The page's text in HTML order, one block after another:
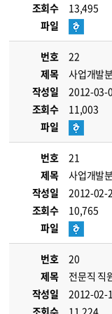
조회수
13,495
파일
번호
22
제목
사업개발
작성일
2012-03-
조회수
11,003
파일
번호
21
제목
사업개발
작성일
2012-02-
조회수
10,765
파일
번호
20
제목
전문직 직
작성일
2012-02-
조회수
11,224